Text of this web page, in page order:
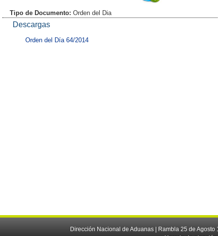
Tipo de Documento: Orden del Dia
Descargas
Orden del Día 64/2014
Dirección Nacional de Aduanas | Rambla 25 de